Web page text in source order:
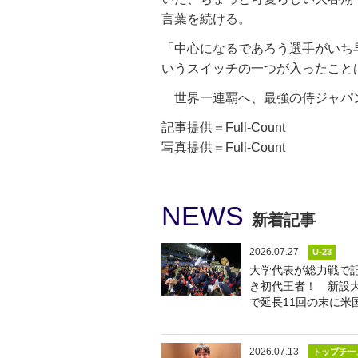
言葉を続ける。
「中心になるであろう選手がい
いうスイッチの一つが入ったこ
世界一連覇へ、最強の侍ジャパ
記事提供＝Full-Count
写真提供＝Full-Count
NEWS 新着記事
2026.07.27 U-23
大学代表が総力戦で
き初代王者！ 新設
で延長11回の末に米
2026.07.13 トップチ